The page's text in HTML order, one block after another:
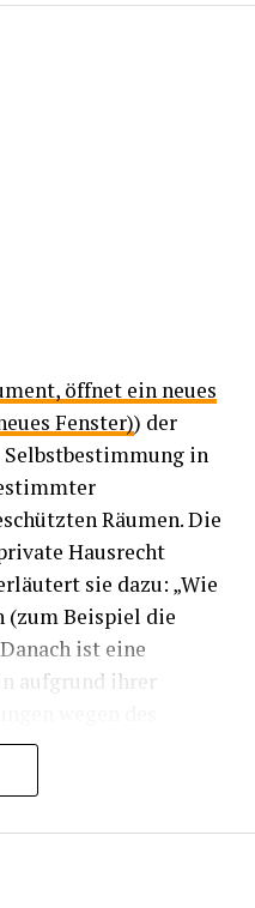
öffnet ein neues
Fenster)) der
Selbstbestimmung in
Räumen. Die
Hausrecht
sie dazu: „Wie
(zum Beispiel die
ist eine
aufgrund ihrer
(Paragraf 20 AGG).
dem
der bestehenden